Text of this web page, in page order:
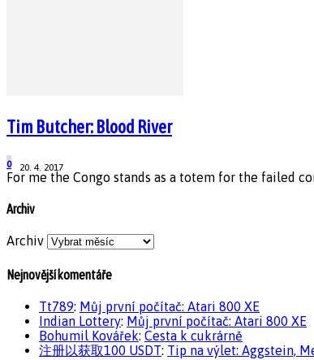
Tim Butcher: Blood River
20. 4. 2017
0
For me the Congo stands as a totem for the failed
Archiv
Archiv
Nejnovější komentáře
Tt789: Můj první počítač: Atari 800 XE
Indian Lottery: Můj první počítač: Atari 800 XE
Bohumil Kovářek: Cesta k cukrárně
注册以获取100 USDT: Tip na výlet: Aggstein,